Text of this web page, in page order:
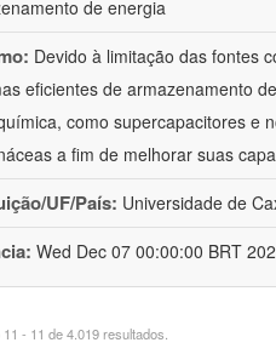
de energia
Devido à limitação das fontes
eficientes de armazenamento
como supercapacitores e
a fim de melhorar suas
UF/País: Universidade de
Wed Dec 07 00:00:00 BRT
- 11 de 4.019 resultados.